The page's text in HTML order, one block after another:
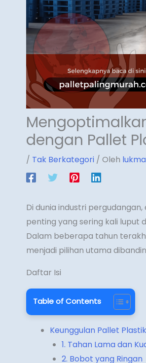
dengan Pallet
/ Tak Berkategori/ Oleh
Di dunia industri
penting yang sering kali luput
Dalam beberapa tahun
menjadi pilihan utama
Daftar Isi
Table of Contents
Keunggulan Pallet
1. Tahan Lama dan
2. Bobot yang Ringan